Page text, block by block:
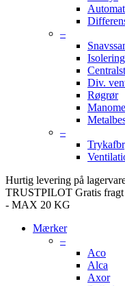
–
Isolering
Div.
Røgrør
–
Hurtig levering på
TRUSTPILOT Gratis
- MAX 20 KG
Mærker
–
Aco
Alca
Axor